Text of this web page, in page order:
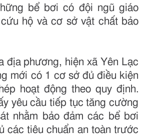
bể bơi có đội ngũ giáo
hộ và cơ sở vật chất bảo
địa phương, hiện xã Yên Lạc
mới có 1 cơ sở đủ điều kiện
hoạt động theo quy định.
yêu cầu tiếp tục tăng cường
nhằm bảo đảm các bể bơi
các tiêu chuẩn an toàn trước